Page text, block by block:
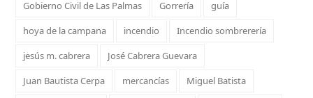
Gobierno Civil de Las Palmas
Gorrería
guía
hoya de la campana
incendio
Incendio sombrerería
jesús m. cabrera
José Cabrera Guevara
Juan Bautista Cerpa
mercancías
Miguel Batista